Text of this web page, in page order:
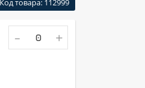
Код товара: 112999
- +